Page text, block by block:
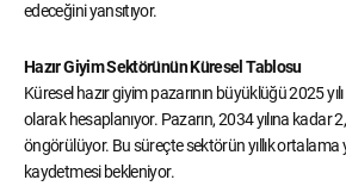
edeceğini yansıtıyor.
Hazır Giyim Sektörünün Küresel Tablosu
Küresel hazır giyim pazarının büyüklüğü 2025
olarak hesaplanıyor. Pazarın, 2034 yılına kadar
öngörülüyor. Bu süreçte sektörün yıllık ortalama
kaydetmesi bekleniyor.